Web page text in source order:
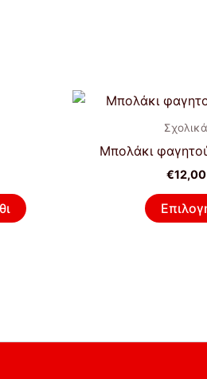
Σχολικά
Μπολάκι
€12,00